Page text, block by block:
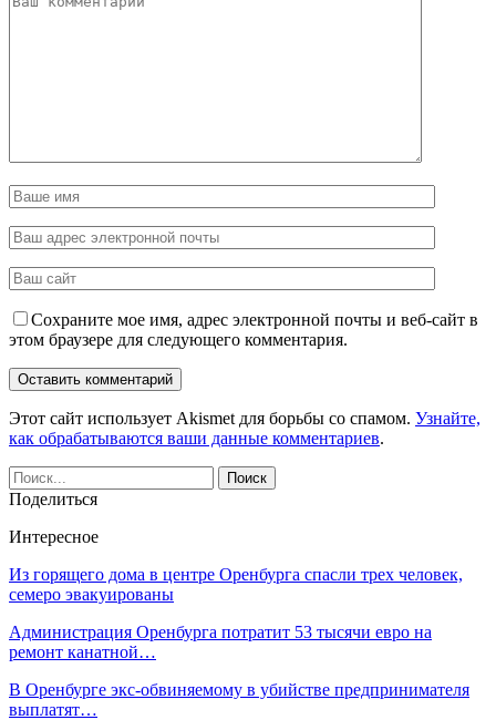
Сохраните мое имя, адрес электронной почты и веб-сайт в
этом браузере для следующего комментария.
Этот сайт использует Akismet для борьбы со спамом. Узнайте,
как обрабатываются ваши данные комментариев.
Поделиться
Интересное
Из горящего дома в центре Оренбурга спасли трех человек,
семеро эвакуированы
Администрация Оренбурга потратит 53 тысячи евро на
ремонт канатной…
В Оренбурге экс-обвиняемому в убийстве предпринимателя
выплатят…